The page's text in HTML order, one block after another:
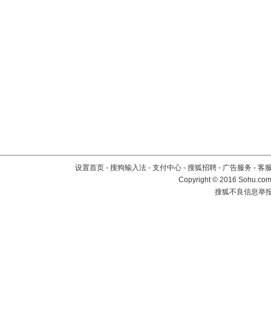
设置首页 - 搜狗输入法 - 支付中心 - 搜狐招聘 - 广告服务 - 客
Copyright©2016
搜狐不良信息举